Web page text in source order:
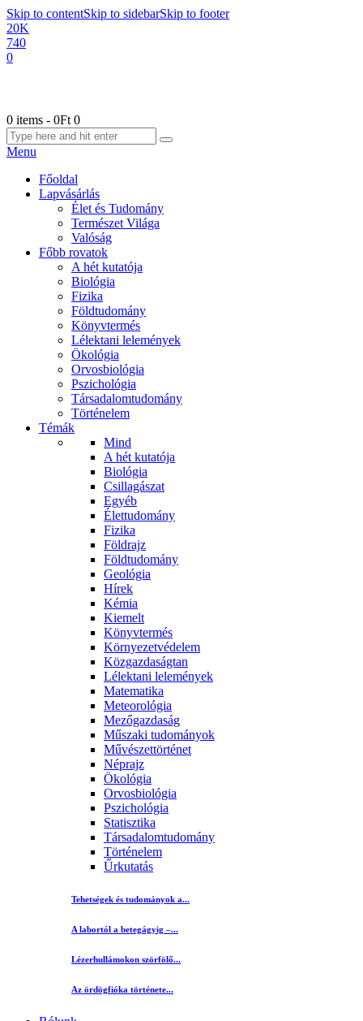
Skip to contentSkip to sidebarSkip to footer
20K
740
0
0 items - 0Ft 0
Menu
Főoldal
Lapvásárlás
Élet és Tudomány
Természet Világa
Valóság
Főbb rovatok
A hét kutatója
Biológia
Fizika
Földtudomány
Könyvtermés
Lélektani lelemények
Ökológia
Orvosbiológia
Pszichológia
Társadalomtudomány
Történelem
Témák
Mind
A hét kutatója
Biológia
Csillagászat
Egyéb
Élettudomány
Fizika
Földrajz
Földtudomány
Geológia
Hírek
Kémia
Kiemelt
Könyvtermés
Környezetvédelem
Közgazdaságtan
Lélektani lelemények
Matematika
Meteorológia
Mezőgazdaság
Műszaki tudományok
Művészettörténet
Néprajz
Ökológia
Orvosbiológia
Pszichológia
Statisztika
Társadalomtudomány
Történelem
Űrkutatás
Tehetségek és tudományok a...
A labortól a betegágyig –...
Lézerhullámokon szörfölő...
Az ördögfióka története...